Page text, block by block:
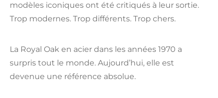
modèles iconiques ont été critiqués à leur sortie.
Trop modernes. Trop différents. Trop chers.
La Royal Oak en acier dans les années 1970 a
surpris tout le monde. Aujourd’hui, elle est
devenue une référence absolue.